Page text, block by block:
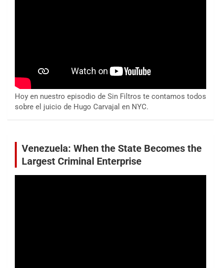
Hoy en nuestro episodio de Sin Filtros te contamos todos
sobre el juicio de Hugo Carvajal en NYC.
Venezuela: When the State Becomes the
Largest Criminal Enterprise